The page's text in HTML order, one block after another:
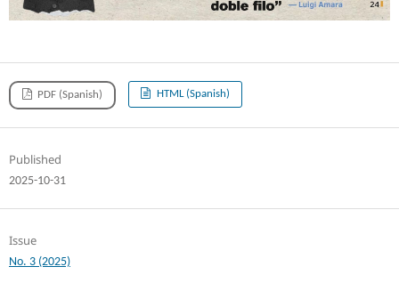
PDF (Spanish) HTML (Spanish)
Published
2025-10-31
Issue
No. 3 (2025)